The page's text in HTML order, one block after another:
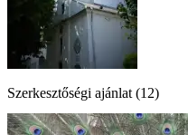
Szerkesztőségi ajánlat (12)